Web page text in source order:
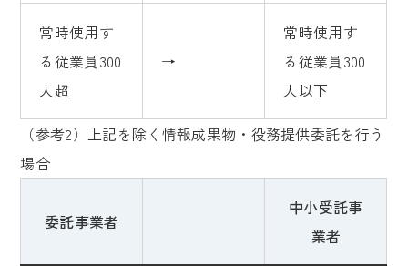
常時使用す
る従業員300
人超
→
常時使用す
る従業員300
人以下
（参考2）上記を除く情報成果物・役務提供委託を行う
場合
委託事業者
中小受託事
業者